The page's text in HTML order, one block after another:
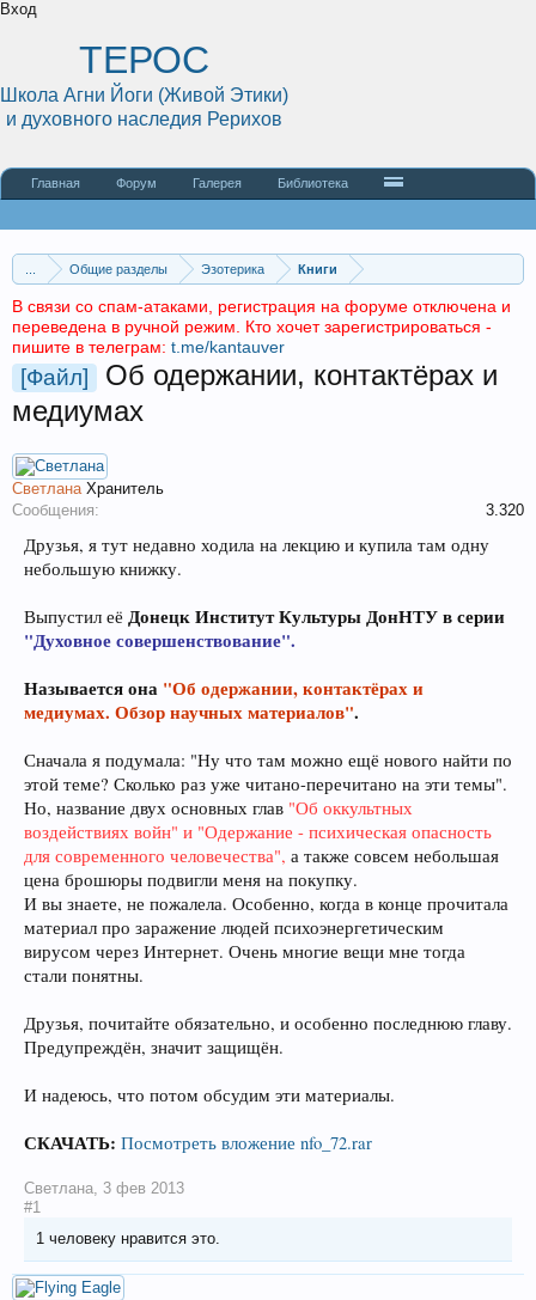
Вход
Общие разделы Эзотерика Книги
В связи со спам-атаками, регистрация на форуме отключена и
переведена в ручной режим. Кто хочет зарегистрироваться -
пишите в телеграм: t.me/kantauver
[Файл]
Об одержании, контактёрах и
медиумах
Светлана Хранитель
Сообщения:
3.320
Друзья, я тут недавно ходила на лекцию и купила там одну
небольшую книжку.
Выпустил её Донецк Институт Культуры ДонНТУ в серии
"Духовное совершенствование".
Называется она "Об одержании, контактёрах и
медиумах. Обзор научных материалов".
Сначала я подумала: "Ну что там можно ещё нового найти по
этой теме? Сколько раз уже читано-перечитано на эти темы".
Но, название двух основных глав "Об оккультных
воздействиях войн" и "Одержание - психическая опасность
для современного человечества", а также совсем небольшая
цена брошюры подвигли меня на покупку.
И вы знаете, не пожалела. Особенно, когда в конце прочитала
материал про заражение людей психоэнергетическим
вирусом через Интернет. Очень многие вещи мне тогда
стали понятны.
Друзья, почитайте обязательно, и особенно последнюю главу.
Предупреждён, значит защищён.
И надеюсь, что потом обсудим эти материалы.
СКАЧАТЬ: Посмотреть вложение nfo_72.rar
Светлана, 3 фев 2013
#1
1 человеку нравится это.
ТЕРОС
Школа Агни Йоги (Живой Этики)
и духовного наследия Рерихов
Главная Форум Галерея Библиотека